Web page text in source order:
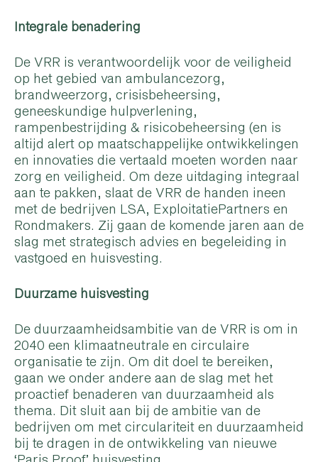
Integrale benadering
De VRR is verantwoordelijk voor de veiligheid
op het gebied van ambulancezorg,
brandweerzorg, crisisbeheersing,
geneeskundige hulpverlening,
rampenbestrijding & risicobeheersing (en is
altijd alert op maatschappelijke ontwikkelingen
en innovaties die vertaald moeten worden naar
zorg en veiligheid. Om deze uitdaging integraal
aan te pakken, slaat de VRR de handen ineen
met de bedrijven LSA, ExploitatiePartners en
Rondmakers. Zij gaan de komende jaren aan de
slag met strategisch advies en begeleiding in
vastgoed en huisvesting.
Duurzame huisvesting
De duurzaamheidsambitie van de VRR is om in
2040 een klimaatneutrale en circulaire
organisatie te zijn. Om dit doel te bereiken,
gaan we onder andere aan de slag met het
proactief benaderen van duurzaamheid als
thema. Dit sluit aan bij de ambitie van de
bedrijven om met circulariteit en duurzaamheid
bij te dragen in de ontwikkeling van nieuwe